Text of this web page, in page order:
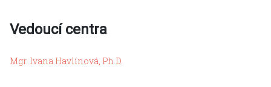
Vedoucí centra
Mgr. Ivana Havlínová, Ph.D.